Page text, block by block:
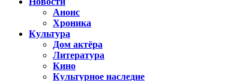
Анонс
Хроника
Культура
Дом актёра
Литература
Кино
Культурное наследие